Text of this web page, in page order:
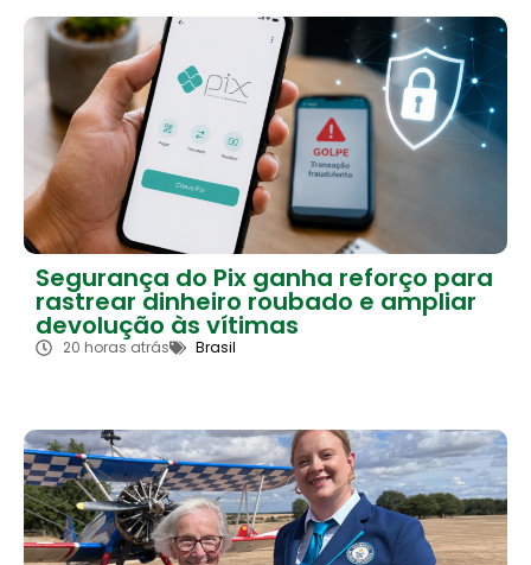
Segurança do Pix ganha reforço para
rastrear dinheiro roubado e ampliar
devolução às vítimas
20 horas atrás Brasil